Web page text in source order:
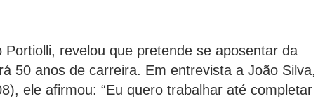
revelou que pretende se aposentar da
50 anos de carreira. Em entrevista a João Silva,
ele afirmou: “Eu quero trabalhar até completar